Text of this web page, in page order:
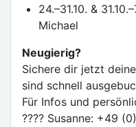
24.–31.10. &
Michael
Neugierig?
Sichere dir jetzt
sind schnell
Für Infos und
???? Susanne: +49